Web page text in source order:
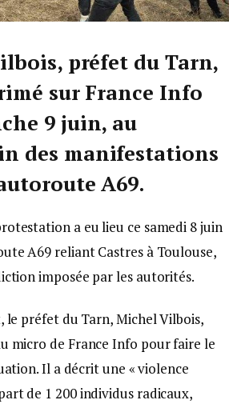
préfet du Tarn,
sur France Info
9 juin, au
des manifestations
A69.
a eu lieu ce samedi 8 juin
A69 reliant Castres à Toulouse,
imposée par les autorités.
le préfet du Tarn, Michel Vilbois,
micro de France Info pour faire le
Il a décrit une « violence
de 1 200 individus radicaux,